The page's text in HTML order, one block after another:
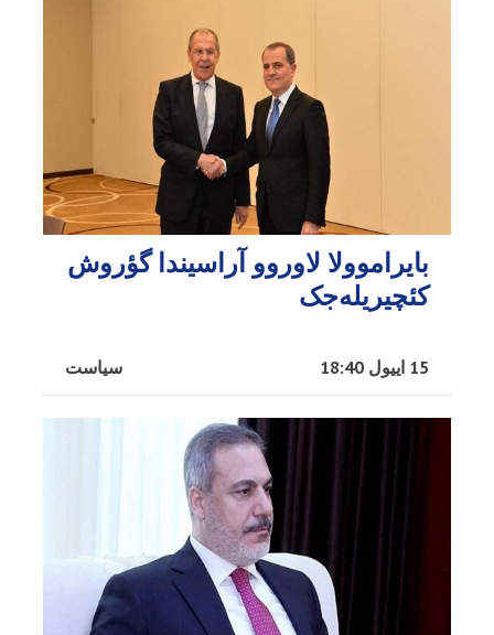
بایراموولا لاوروو آراسیندا گؤروش
کئچیریله‌جک
سیاست 15 اییول 18:40